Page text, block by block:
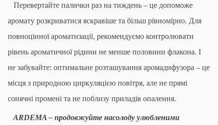
Перевертайте палички раз на тиждень – це допоможе
аромату розкриватися яскравіше та більш рівномірно. Для
повноцінної ароматизації, рекомендуємо контролювати
рівень ароматичної рідини не менше половини флакона. І
не забувайте: оптимальне розташування аромадифузора – це
місця з природною циркуляцією повітря, але не прямі
сонячні промені та не поблизу приладів опалення.
ARDEMA – продовжуйте насолоду улюбленими